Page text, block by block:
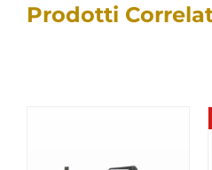
Prodotti